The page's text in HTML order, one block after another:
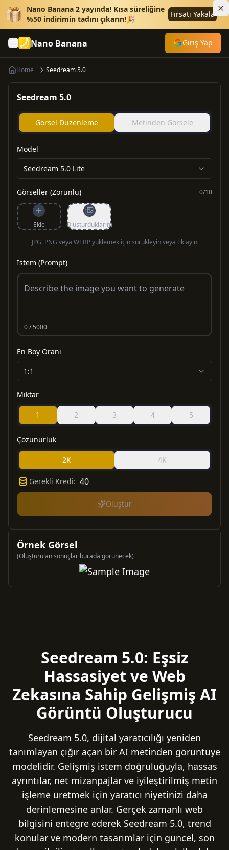
Nano Banana 2 yayında! Kısa süreliğine
%50 indirimin tadını çıkarın!🎉
Fırsatı Yakala
Nano Banana Giriş Yap
Home Seedream 5.0
Seedream 5.0
Görsel Düzenleme Metinden Görsele
Model
Seedream 5.0 Lite
Görseller (Zorunlu) 0/10
Ekle
Oluşturduklarım
JPG, PNG veya WEBP yüklemek için sürükleyin veya tıklayın
İstem (Prompt)
0/ 5000
En Boy Oranı
1:1
Miktar
1 2 3 4 5
Çözünürlük
2K 4K
Gerekli Kredi: 40
Oluştur
Örnek Görsel
(Oluşturulan sonuçlar burada görünecek)
Seedream 5.0: Eşsiz
Hassasiyet ve Web
Zekasına Sahip Gelişmiş AI
Görüntü Oluşturucu
Seedream 5.0, dijital yaratıcılığı yeniden
tanımlayan çığır açan bir AI metinden görüntüye
modelidir. Gelişmiş istem doğruluğuyla, hassas
ayrıntılar, net mizanpajlar ve iyileştirilmiş metin
işleme üretmek için yaratıcı niyetinizi daha
derinlemesine anlar. Gerçek zamanlı web
bilgisini entegre ederek Seedream 5.0, trend
konular ve modern tasarımlar için güncel, son